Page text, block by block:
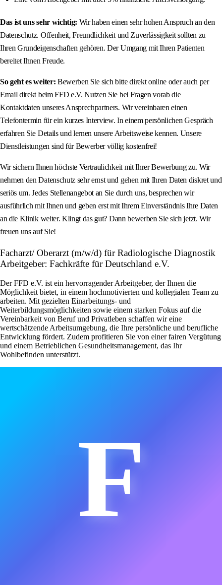
Das ist uns sehr wichtig: Wir haben einen sehr hohen Anspruch an den
Datenschutz. Offenheit, Freundlichkeit und Zuverlässigkeit sollten zu
Ihren Grundeigenschaften gehören. Der Umgang mit Ihren Patienten
bereitet Ihnen Freude.
So geht es weiter: Bewerben Sie sich bitte direkt online oder auch per
Email direkt beim FFD e.V. Nutzen Sie bei Fragen vorab die
Kontaktdaten unseres Ansprechpartners. Wir vereinbaren einen
Telefontermin für ein kurzes Interview. In einem persönlichen Gespräch
erfahren Sie Details und lernen unsere Arbeitsweise kennen. Unsere
Dienstleistungen sind für Bewerber völlig kostenfrei!
Wir sichern Ihnen höchste Vertraulichkeit mit Ihrer Bewerbung zu. Wir
nehmen den Datenschutz sehr ernst und gehen mit Ihren Daten diskret und
seriös um. Jedes Stellenangebot an Sie durch uns, besprechen wir
ausführlich mit Ihnen und geben erst mit Ihrem Einverständnis Ihre Daten
an die Klinik weiter. Klingt das gut? Dann bewerben Sie sich jetzt. Wir
freuen uns auf Sie!
Facharzt/ Oberarzt (m/w/d) für Radiologische Diagnostik
Arbeitgeber: Fachkräfte für Deutschland e.V.
Der FFD e.V. ist ein hervorragender Arbeitgeber, der Ihnen die
Möglichkeit bietet, in einem hochmotivierten und kollegialen Team zu
arbeiten. Mit gezielten Einarbeitungs- und
Weiterbildungsmöglichkeiten sowie einem starken Fokus auf die
Vereinbarkeit von Beruf und Privatleben schaffen wir eine
wertschätzende Arbeitsumgebung, die Ihre persönliche und berufliche
Entwicklung fördert. Zudem profitieren Sie von einer fairen Vergütung
und einem Betrieblichen Gesundheitsmanagement, das Ihr
Wohlbefinden unterstützt.
F